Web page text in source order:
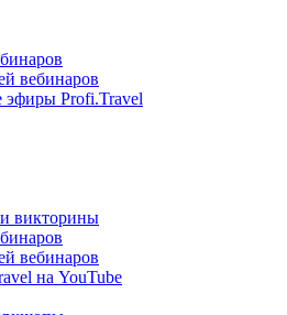
вебинаров
эфиры Profi.Travel
викторины
вебинаров
на YouTube